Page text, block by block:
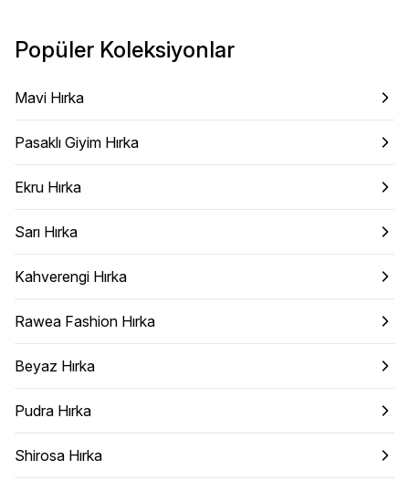
Popüler Koleksiyonlar
Mavi Hırka
Pasaklı Giyim Hırka
Ekru Hırka
Sarı Hırka
Kahverengi Hırka
Rawea Fashion Hırka
Beyaz Hırka
Pudra Hırka
Shirosa Hırka